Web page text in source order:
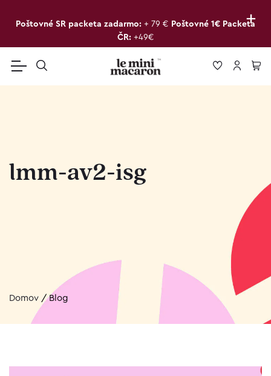
+
Poštovné SR packeta zadarmo: + 79 € Poštovné 1€ Packeta
ČR: +49€
lmm-av2-isg
Domov /Blog